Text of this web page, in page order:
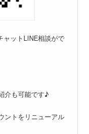
ャットLINE相談がで
介も可能です♪
ントをリニューアル